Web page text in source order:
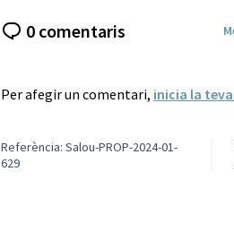
0 comentaris
Per afegir un comentari, inicia la
Referència: Salou-PROP-2024-01-
629